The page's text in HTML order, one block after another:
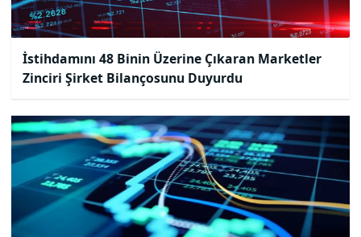
İstihdamını 48 Binin Üzerine Çıkaran Marketler
Zinciri Şirket Bilançosunu Duyurdu